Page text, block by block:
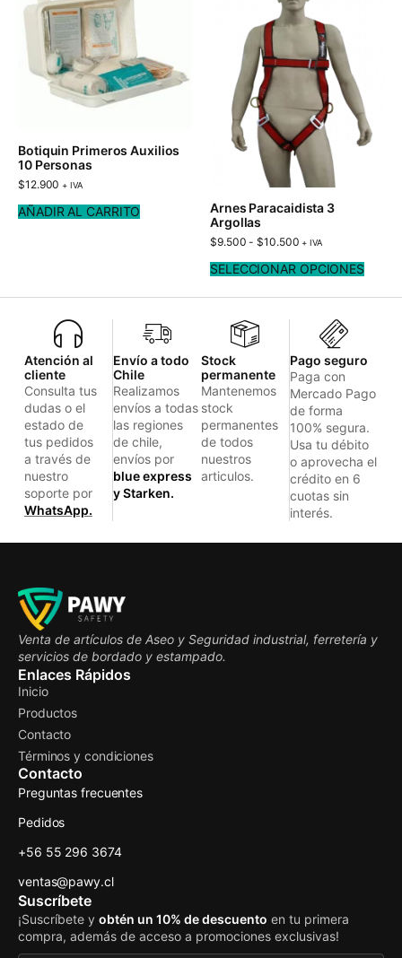
Botiquin Primeros Auxilios
10 Personas
$12.900 + IVA
AÑADIR AL CARRITO
Arnes Paracaidista 3
Argollas
$9.500 - $10.500 + IVA
SELECCIONAR OPCIONES
Atención al
cliente
Consulta tus
dudas o el
estado de
tus pedidos
a través de
nuestro
soporte por
WhatsApp.
Envío a todo
Chile
Realizamos
envíos a todas
las regiones
de chile,
envíos por
blue express
y Starken.
Stock
permanente
Mantenemos
stock
permanentes
de todos
nuestros
articulos.
Pago seguro
Paga con
Mercado Pago
de forma
100% segura.
Usa tu débito
o aprovecha el
crédito en 6
cuotas sin
interés.
Venta de artículos de Aseo y Seguridad industrial, ferretería y
servicios de bordado y estampado.
Enlaces Rápidos
Inicio
Productos
Contacto
Términos y condiciones
Contacto
Preguntas frecuentes
Pedidos
+56 55 296 3674
ventas@pawy.cl
Suscríbete
¡Suscríbete y obtén un 10% de descuento en tu primera
compra, además de acceso a promociones exclusivas!